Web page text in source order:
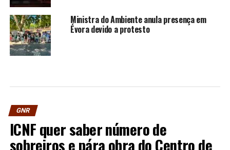
Ministra do Ambiente anula presença em
Évora devido a protesto
GNR
ICNF quer saber número de
sobreiros e pára obra do Centro de